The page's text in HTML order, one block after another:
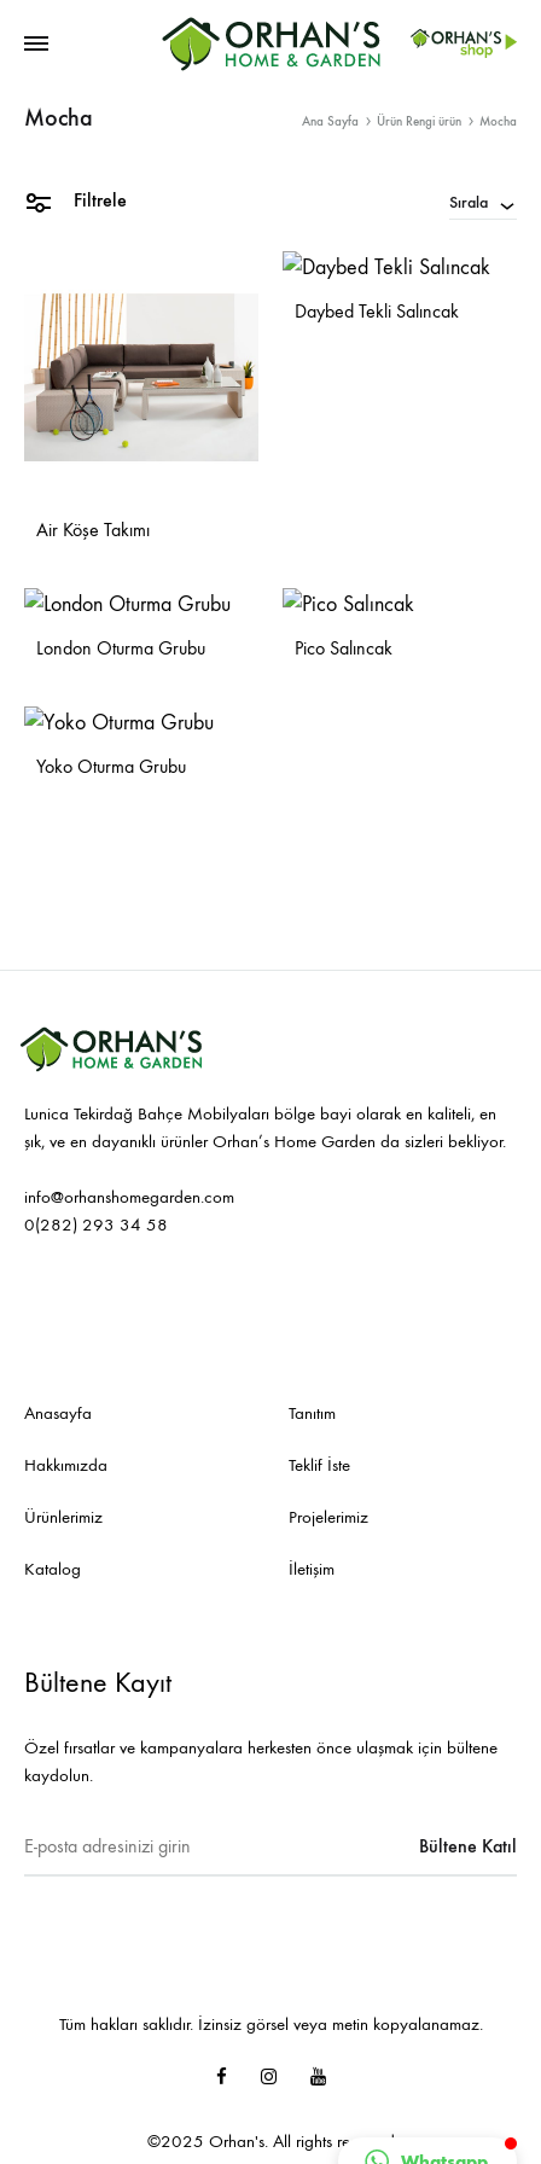
Mocha Ana Sayfa Ürün Rengi ürün Mocha
Filtrele Sırala
Air Köşe Takımı
Daybed Tekli Salıncak
London Oturma Grubu Pico Salıncak
Yoko Oturma Grubu
Lunica Tekirdağ Bahçe Mobilyaları bölge bayi olarak en kaliteli, en
şık, ve en dayanıklı ürünler Orhan’s Home Garden da sizleri bekliyor.
info@orhanshomegarden.com
0(282) 293 34 58
Anasayfa
Hakkımızda
Ürünlerimiz
Katalog
Tanıtım
Teklif İste
Projelerimiz
İletişim
Bültene Kayıt
Özel fırsatlar ve kampanyalara herkesten önce ulaşmak için bültene
kaydolun.
FacebookInstagramYoutube
©2025 Orhan's. All rights reserved
Tüm hakları saklıdır. İzinsiz görsel veya metin kopyalanamaz.